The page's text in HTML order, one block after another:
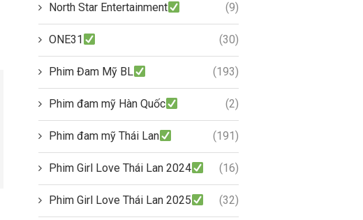
North Star Entertainment (9)
ONE31 (30)
Phim Đam Mỹ BL (193)
Phim đam mỹ Hàn Quốc (2)
Phim đam mỹ Thái Lan (191)
Phim Girl Love Thái Lan 2024 (16)
Phim Girl Love Thái Lan 2025 (32)